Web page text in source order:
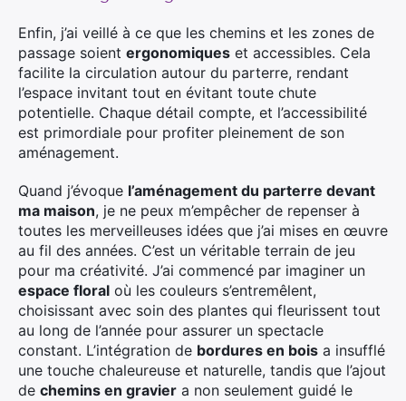
Enfin, j’ai veillé à ce que les chemins et les zones de
passage soient ergonomiques et accessibles. Cela
facilite la circulation autour du parterre, rendant
l’espace invitant tout en évitant toute chute
potentielle. Chaque détail compte, et l’accessibilité
est primordiale pour profiter pleinement de son
aménagement.
Quand j’évoque l’aménagement du parterre devant
ma maison, je ne peux m’empêcher de repenser à
toutes les merveilleuses idées que j’ai mises en œuvre
au fil des années. C’est un véritable terrain de jeu
pour ma créativité. J’ai commencé par imaginer un
espace floral où les couleurs s’entremêlent,
choisissant avec soin des plantes qui fleurissent tout
au long de l’année pour assurer un spectacle
constant. L’intégration de bordures en bois a insufflé
une touche chaleureuse et naturelle, tandis que l’ajout
de chemins en gravier a non seulement guidé le